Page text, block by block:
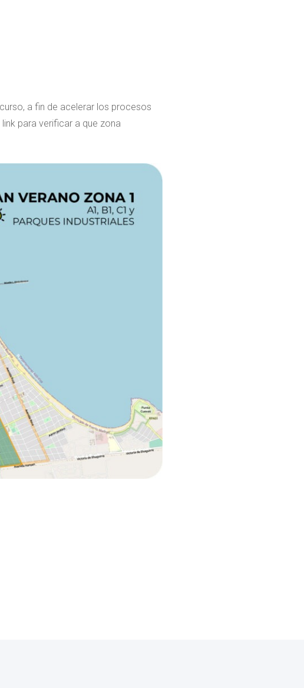
a fin de acelerar los procesos
para verificar a que zona